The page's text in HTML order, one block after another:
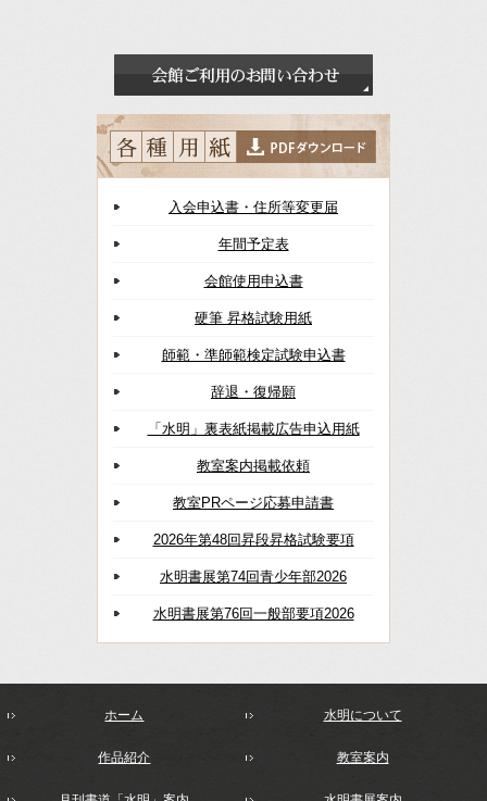
入会申込書・住所等変更届
年間予定表
会館使用申込書
硬筆 昇格試験用紙
師範・準師範検定試験申込書
辞退・復帰願
「水明」裏表紙掲載広告申込用紙
教室案内掲載依頼
教室PRページ応募申請書
2026年第48回昇段昇格試験要項
水明書展第74回青少年部2026
水明書展第76回一般部要項2026
ホーム 水明について
作品紹介 教室案内